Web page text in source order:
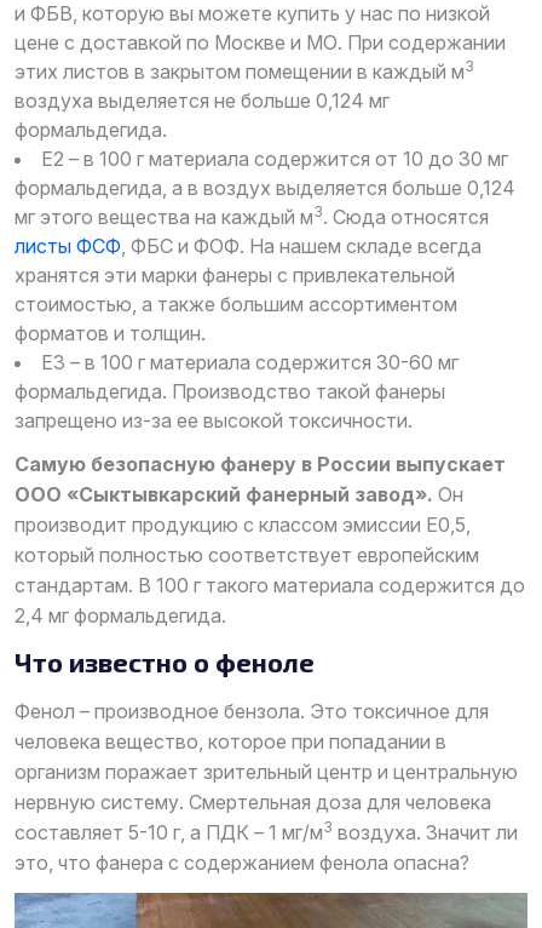
и ФБВ, которую вы можете купить у нас по низкой
цене с доставкой по Москве и МО. При содержании
этих листов в закрытом помещении в каждый м3
воздуха выделяется не больше 0,124 мг
формальдегида.
Е2 – в 100 г материала содержится от 10 до 30 мг
формальдегида, а в воздух выделяется больше 0,124
мг этого вещества на каждый м3. Сюда относятся
листы ФСФ, ФБC и ФОФ. На нашем складе всегда
хранятся эти марки фанеры с привлекательной
стоимостью, а также большим ассортиментом
форматов и толщин.
Е3 – в 100 г материала содержится 30-60 мг
формальдегида. Производство такой фанеры
запрещено из-за ее высокой токсичности.
Самую безопасную фанеру в России выпускает
ООО «Сыктывкарский фанерный завод». Он
производит продукцию с классом эмиссии Е0,5,
который полностью соответствует европейским
стандартам. В 100 г такого материала содержится до
2,4 мг формальдегида.
Что известно о феноле
Фенол – производное бензола. Это токсичное для
человека вещество, которое при попадании в
организм поражает зрительный центр и центральную
нервную систему. Смертельная доза для человека
составляет 5-10 г, а ПДК – 1 мг/м3 воздуха. Значит ли
это, что фанера с содержанием фенола опасна?